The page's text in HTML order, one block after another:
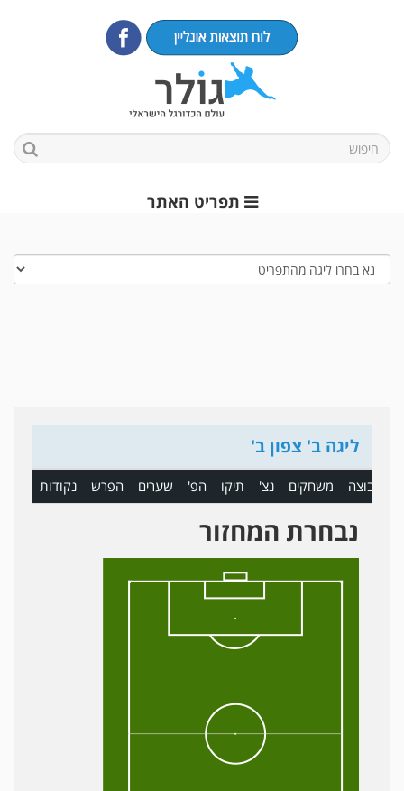
תפריט האתר
ליגה ב' צפון ב'
קבוצה משחקים נצ' תיקו הפ' שערים הפרש נקודות
נבחרת המחזור